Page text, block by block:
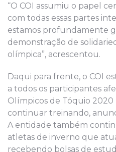
“O COI assumiu o papel
com todas essas partes
estamos profundamente
demonstração de
olímpica”, acrescentou.
Daqui para frente, o COI
a todos os participantes
Olímpicos de Tóquio 2020
continuar treinando,
A entidade também
atletas de inverno que
recebendo bolsas de